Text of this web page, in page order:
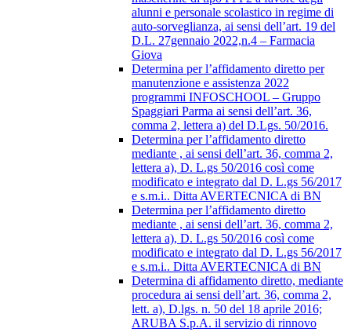
alunni e personale scolastico in regime di
auto-sorveglianza, ai sensi dell’art. 19 del
D.L. 27gennaio 2022,n.4 – Farmacia
Giova
Determina per l’affidamento diretto per
manutenzione e assistenza 2022
programmi INFOSCHOOL – Gruppo
Spaggiari Parma ai sensi dell’art. 36,
comma 2, lettera a) del D.Lgs. 50/2016.
Determina per l’affidamento diretto
mediante , ai sensi dell’art. 36, comma 2,
lettera a), D. L.gs 50/2016 così come
modificato e integrato dal D. L.gs 56/2017
e s.m.i.. Ditta AVERTECNICA di BN
Determina per l’affidamento diretto
mediante , ai sensi dell’art. 36, comma 2,
lettera a), D. L.gs 50/2016 così come
modificato e integrato dal D. L.gs 56/2017
e s.m.i.. Ditta AVERTECNICA di BN
Determina di affidamento diretto, mediante
procedura ai sensi dell’art. 36, comma 2,
lett. a), D.lgs. n. 50 del 18 aprile 2016;
ARUBA S.p.A. il servizio di rinnovo